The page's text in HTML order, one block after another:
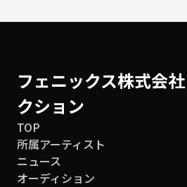
フェニックス株式会
クション
TOP
所属アーティスト
ニュース
オーディション